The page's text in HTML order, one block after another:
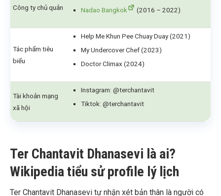
Công ty chủ quản
Nadao Bangkok
(2016 – 2022)
Tác phẩm tiêu
biểu
Help Me Khun Pee Chuay Duay (2021)
My Undercover Chef (2023)
Doctor Climax (2024)
Tài khoản mạng
xã hội
Instagram: @terchantavit
Tiktok: @terchantavit
Ter Chantavit Dhanasevi là ai?
Wikipedia tiểu sử profile lý lịch
Ter Chantavit Dhanasevi tự nhận xét bản thân là người có